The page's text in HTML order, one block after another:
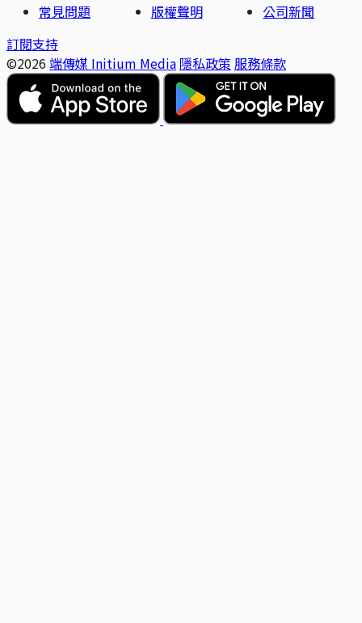
常見問題
版權聲明
公司新聞
訂閱支持
©2026 端傳媒 Initium Media 隱私政策 服務條款